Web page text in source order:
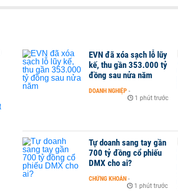
EVN đã xóa sạch lỗ lũy
kế, thu gần 353.000 tỷ
đồng sau nửa năm
DOANH NGHIỆP -
1 phút trước
Tự doanh sang tay gần
700 tỷ đồng cổ phiếu
DMX cho ai?
CHỨNG KHOÁN -
1 phút trước